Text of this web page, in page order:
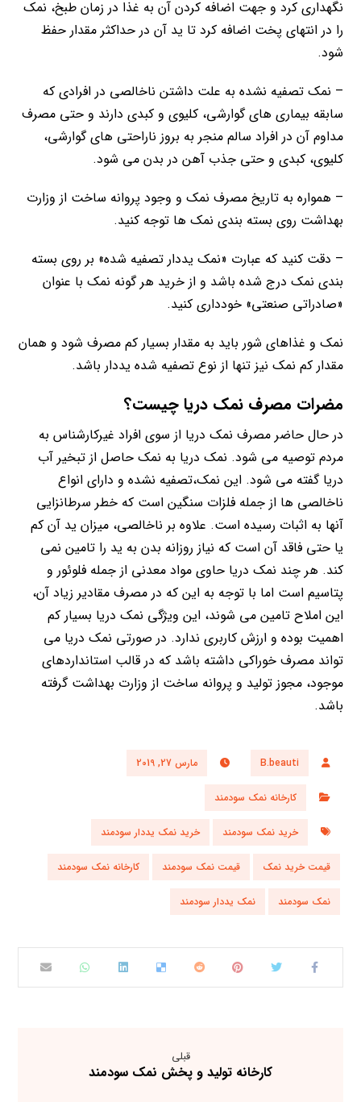
نگهداری کرد و جهت اضافه کردن آن به غذا در زمان طبخ، نمک
را در انتهای پخت اضافه کرد تا ید آن در حداکثر مقدار حفظ
شود.
– نمک تصفیه نشده به علت داشتن ناخالصی در افرادی که
سابقه بیماری های گوارشی، کلیوی و کبدی دارند و حتی مصرف
مداوم آن در افراد سالم منجر به بروز ناراحتی های گوارشی،
کلیوی، کبدی و حتی جذب آهن در بدن می شود.
– همواره به تاریخ مصرف نمک و وجود پروانه ساخت از وزارت
بهداشت روی بسته بندی نمک ها توجه کنید.
– دقت کنید که عبارت «نمک یددار تصفیه شده» بر روی بسته
بندی نمک درج شده باشد و از خرید هر گونه نمک با عنوان
«صادراتی صنعتی» خودداری کنید.
نمک و غذاهای شور باید به مقدار بسیار کم مصرف شود و همان
مقدار کم نمک نیز تنها از نوع تصفیه شده یددار باشد.
مضرات مصرف نمک دریا چیست؟
در حال حاضر مصرف نمک دریا از سوی افراد غیرکارشناس به
مردم توصیه می شود. نمک دریا به نمک حاصل از تبخیر آب
دریا گفته می شود. این نمک،تصفیه نشده و دارای انواع
ناخالصی ها از جمله فلزات سنگین است که خطر سرطانزایی
آنها به اثبات رسیده است. علاوه بر ناخالصی، میزان ید آن کم
یا حتی فاقد آن است که نیاز روزانه بدن به ید را تامین نمی
کند. هر چند نمک دریا حاوی مواد معدنی از جمله فلوئور و
پتاسیم است اما با توجه به این که در مصرف مقادیر زیاد آن،
این املاح تامین می شوند، این ویژگی نمک دریا بسیار کم
اهمیت بوده و ارزش کاربری ندارد. در صورتی نمک دریا می
تواند مصرف خوراکی داشته باشد که در قالب استانداردهای
موجود، مجوز تولید و پروانه ساخت از وزارت بهداشت گرفته
باشد.
B.beauti مارس 27, 2019
کارخانه نمک سودمند
خرید نمک سودمند خرید نمک یددار سودمند
قیمت خرید نمک قیمت نمک سودمند کارخانه نمک سودمند
نمک سودمند نمک یددار سودمند
قبلی
کارخانه تولید و پخش نمک سودمند